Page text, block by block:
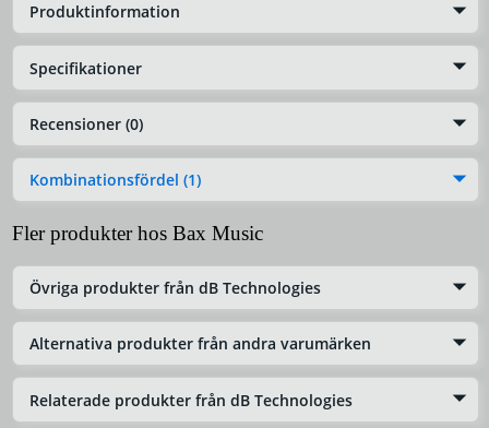
Produktinformation
Specifikationer
Recensioner (0)
Kombinationsfördel (1)
Fler produkter hos Bax Music
Övriga produkter från dB Technologies
Alternativa produkter från andra varumärken
Relaterade produkter från dB Technologies